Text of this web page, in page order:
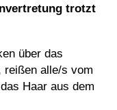
trotzt
über das
reißen alle/s vom
Haar aus dem